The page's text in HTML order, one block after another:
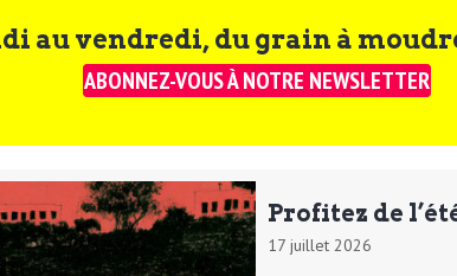
au vendredi, du grain à
ABONNEZ-VOUS À NOTRE NEWSLETTER
Profitez de
17 juillet 2026